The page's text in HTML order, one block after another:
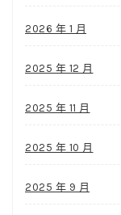
2026 年 1 月
2025 年 12 月
2025 年 11 月
2025 年 10 月
2025 年 9 月